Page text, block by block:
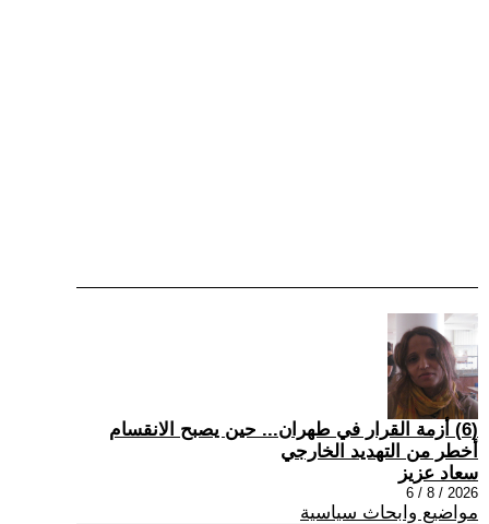
(6) أزمة القرار في طهران... حين يصبح الانقسام
أخطر من التهديد الخارجي
سعاد عزيز
2026 / 8 / 6
مواضيع وابحاث سياسية